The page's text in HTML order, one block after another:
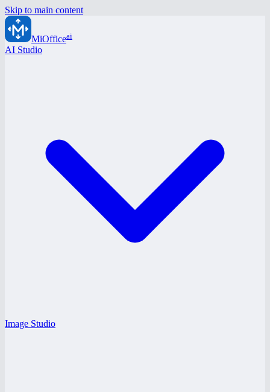
Skip to main content
MiOfficeai
AI Studio
Image Studio